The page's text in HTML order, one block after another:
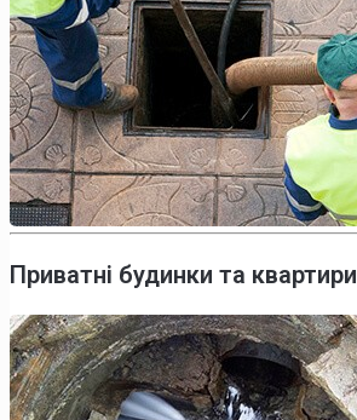
Приватні будинки та квартири